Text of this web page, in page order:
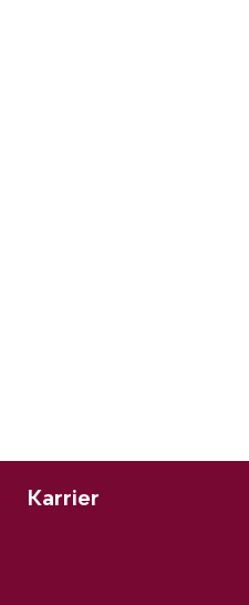
Karrier